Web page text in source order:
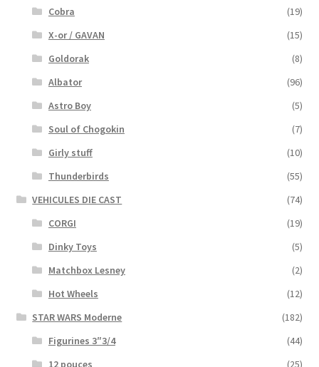
Cobra
(19)
X-or / GAVAN
(15)
Goldorak
(8)
Albator
(96)
Astro Boy
(5)
Soul of Chogokin
(7)
Girly stuff
(10)
Thunderbirds
(55)
VEHICULES DIE CAST
(74)
CORGI
(19)
Dinky Toys
(5)
Matchbox Lesney
(2)
Hot Wheels
(12)
STAR WARS Moderne
(182)
Figurines 3″3/4
(44)
12 pouces
(25)